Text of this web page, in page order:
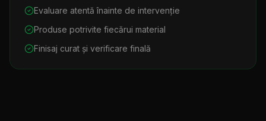
Evaluare atentă înainte de intervenție
Produse potrivite fiecărui material
Finisaj curat și verificare finală